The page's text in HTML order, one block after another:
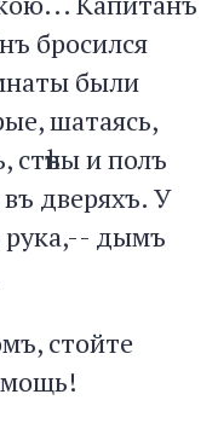
бросился
были
шатаясь,
стѣны и полъ
дверяхъ. У
рука,-- дымъ
стойте